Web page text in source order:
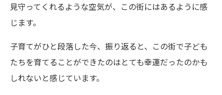
見守ってくれるような空気が、この街にはあるように感
じます。
子育てがひと段落した今、振り返ると、この街で子ども
たちを育てることができたのはとても幸運だったのかも
しれないと感じています。